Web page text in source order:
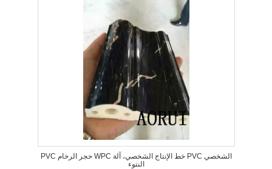
PVC حجر الرخام WPC خط الإنتاج الشخصي، آلة PVC الشخصي
النتوء